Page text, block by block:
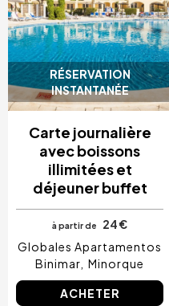
RÉSERVATION
INSTANTANÉE
Carte journalière
avec boissons
illimitées et
déjeuner buffet
à partir de
24 €
Globales Apartamentos
Binimar Minorque
ACHETER